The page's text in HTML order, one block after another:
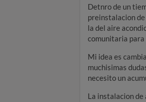
Detnro de un
preinstalacion de
la del aire
comunitaria para
Mi idea es
muchisimas
necesito un
La instalacion